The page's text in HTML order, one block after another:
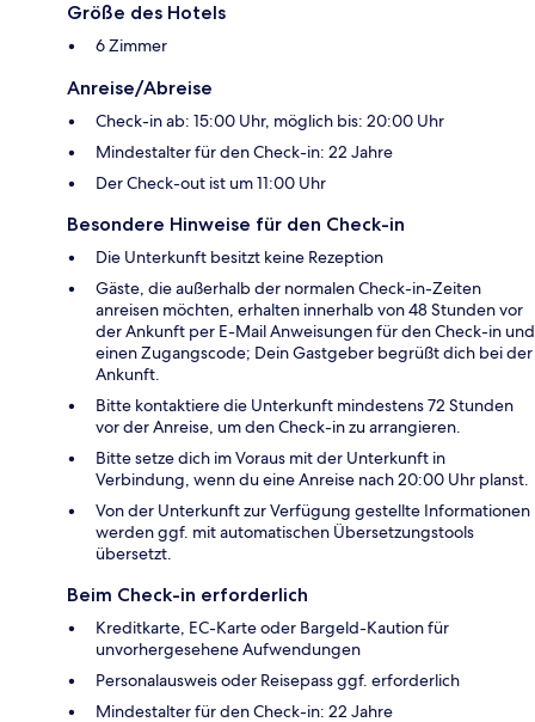
Größe des Hotels
6 Zimmer
Anreise/Abreise
Check-in ab: 15:00 Uhr, möglich bis: 20:00 Uhr
Mindestalter für den Check-in: 22 Jahre
Der Check-out ist um 11:00 Uhr
Besondere Hinweise für den Check-in
Die Unterkunft besitzt keine Rezeption
Gäste, die außerhalb der normalen Check-in-Zeiten
anreisen möchten, erhalten innerhalb von 48 Stunden vor
der Ankunft per E-Mail Anweisungen für den Check-in und
einen Zugangscode; Dein Gastgeber begrüßt dich bei der
Ankunft.
Bitte kontaktiere die Unterkunft mindestens 72 Stunden
vor der Anreise, um den Check-in zu arrangieren.
Bitte setze dich im Voraus mit der Unterkunft in
Verbindung, wenn du eine Anreise nach 20:00 Uhr planst.
Von der Unterkunft zur Verfügung gestellte Informationen
werden ggf. mit automatischen Übersetzungstools
übersetzt.
Beim Check-in erforderlich
Kreditkarte, EC-Karte oder Bargeld-Kaution für
unvorhergesehene Aufwendungen
Personalausweis oder Reisepass ggf. erforderlich
Mindestalter für den Check-in: 22 Jahre